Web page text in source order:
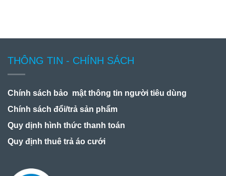
THÔNG TIN - CHÍNH SÁCH
Chính sách bảo mật thông tin người tiêu dùng
Chính sách đổi/trả sản phẩm
Quy dịnh hình thức thanh toán
Quy định thuê trả áo cưới